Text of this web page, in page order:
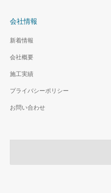
会社情報
新着情報
会社概要
施工実績
プライバシーポリシー
お問い合わせ